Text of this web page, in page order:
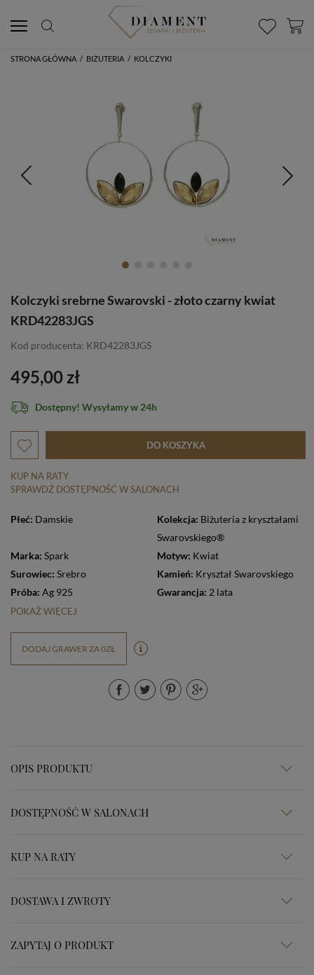
STRONA GŁÓWNA / BIŻUTERIA / KOLCZYKI
Kolczyki srebrne Swarovski - złoto czarny kwiat
KRD42283JGS
Kod producenta: KRD42283JGS
495,00 zł
Dostępny! Wysyłamy w 24h
DO KOSZYKA
KUP NA RATY
SPRAWDŹ DOSTĘPNOŚĆ W SALONACH
Płeć: Damskie Kolekcja: Biżuteria z kryształami
Swarovskiego®
Marka: Spark Motyw: Kwiat
Surowiec: Srebro Kamień: Kryształ Swarovskiego
Próba: Ag 925 Gwarancja: 2 lata
POKAŻ WIĘCEJ
DODAJ GRAWER ZA 0ZŁ
OPIS PRODUKTU
DOSTĘPNOŚĆ W SALONACH
KUP NA RATY
DOSTAWA I ZWROTY
ZAPYTAJ O PRODUKT